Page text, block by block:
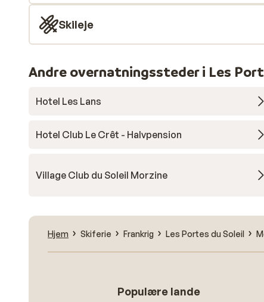
Skileje
Andre overnatningssteder i Les
Hotel Les Lans
Hotel Club Le Crêt - Halvpension
Village Club du Soleil Morzine
Hjem Skiferie Frankrig Les Portes du Soleil
Populære lande